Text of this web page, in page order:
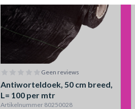
Geen reviews
Antiworteldoek, 50 cm breed,
L= 100 per mtr
Artikelnummer 80250028